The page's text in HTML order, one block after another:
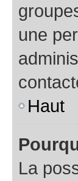
une
Haut
La